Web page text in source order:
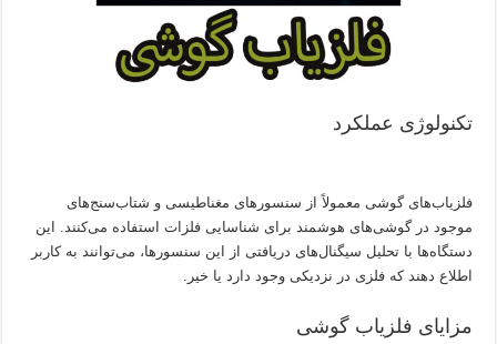
تکنولوژی عملکرد
فلزیاب‌های گوشی معمولاً از سنسورهای مغناطیسی و شتاب‌سنج‌های
موجود در گوشی‌های هوشمند برای شناسایی فلزات استفاده می‌کنند. این
دستگاه‌ها با تحلیل سیگنال‌های دریافتی از این سنسورها، می‌توانند به کاربر
اطلاع دهند که فلزی در نزدیکی وجود دارد یا خیر.
مزایای فلزیاب گوشی